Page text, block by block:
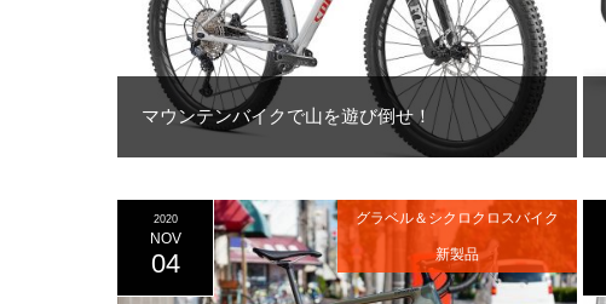
マウンテンバイクで山を遊び倒せ！
2020
NOV
04
グラベル＆シクロクロスバイク
新製品